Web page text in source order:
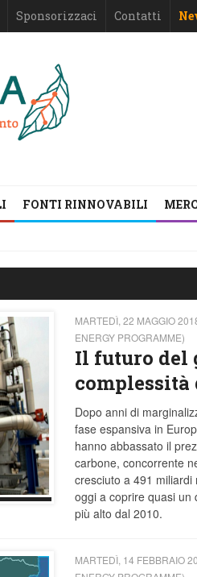
Sponsorizzaci Contatti
FONTI RINNOVABILI
MARTEDÌ, 22 MAGGIO
ENERGY PROGRAMME)
Il futuro del
complessità
Dopo anni di
fase espansiva in
hanno abbassato il
carbone, concorrente
cresciuto a 491 miliardi
oggi a coprire quasi un
più alto dal 2010.
MARTEDÌ, 14 FEBBRAIO